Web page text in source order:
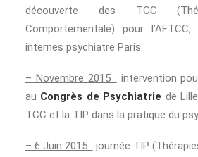
découverte des TCC
Comportementale) pour
internes psychiatre Paris.
– Novembre 2015 : intervention
au Congrès de Psychiatrie de
TCC et la TIP dans la pratique du
– 6 Juin 2015 : journée TIP